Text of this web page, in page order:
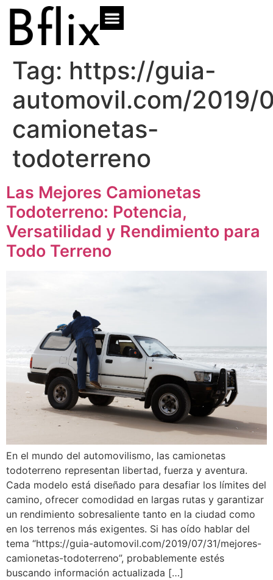
Tag: https://guia-
automovil.com/2019/
camionetas-
todoterreno
Las Mejores Camionetas
Todoterreno: Potencia,
Versatilidad y Rendimiento para
Todo Terreno
En el mundo del automovilismo, las camionetas
todoterreno representan libertad, fuerza y aventura.
Cada modelo está diseñado para desafiar los límites del
camino, ofrecer comodidad en largas rutas y garantizar
un rendimiento sobresaliente tanto en la ciudad como
en los terrenos más exigentes. Si has oído hablar del
tema “https://guia-automovil.com/2019/07/31/mejores-
camionetas-todoterreno”, probablemente estés
buscando información actualizada […]